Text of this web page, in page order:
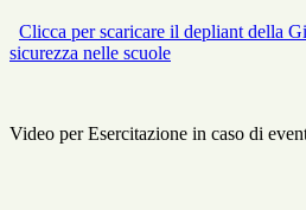
Clicca per scaricare il depliant della
sicurezza nelle scuole
Video per Esercitazione in caso di